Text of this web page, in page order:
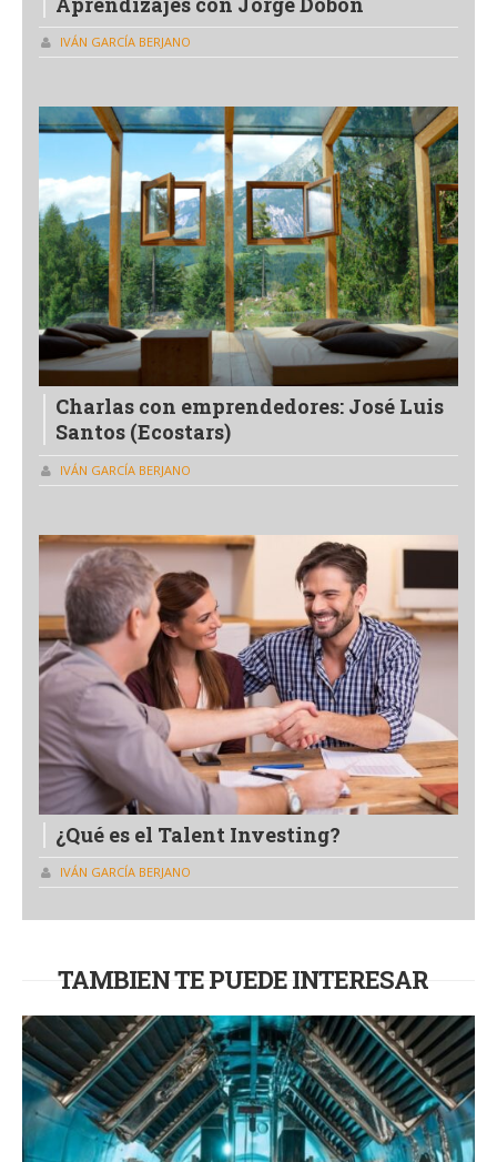
IVÁN GARCÍA BERJANO
Charlas con emprendedores: José Luis
Santos (Ecostars)
IVÁN GARCÍA BERJANO
¿Qué es el Talent Investing?
IVÁN GARCÍA BERJANO
TAMBIEN TE PUEDE INTERESAR